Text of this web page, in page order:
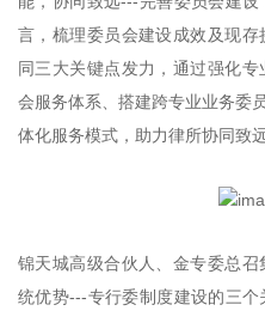
言，梳理委员会建设成效及现
同三大关键点发力，通过强化
会服务体系、搭建跨专业业务委
体化服务模式，助力律所协同致
锦天城高级合伙人、金专委总召
统优势---专行委制度建设的三